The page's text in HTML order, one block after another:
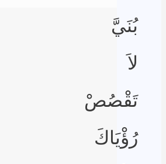
بُنَيَّ
لاَ
تَقْصُصْ
رُؤْيَاكَ